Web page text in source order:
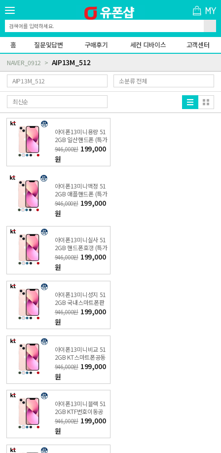
홈 질문및답변 구매후기 세컨 디바이스 고객센터
NAVER_0912 AIP13M_512
아이폰13미니용량 51
2GB 일산핸드폰 (특가
폰 신청) KT직영점
946,000원 199,000
원
아이폰13미니액정 51
2GB 애플핸드폰 (특가
폰 신청) KT직영점
946,000원 199,000
원
아이폰13미니실사 51
2GB 핸드폰호갱 (특가
폰 신청) KT직영점
946,000원 199,000
원
아이폰13미니성지 51
2GB 국내스마트폰판
매순위 (특가폰 신청) K
T직영점
946,000원 199,000
원
아이폰13미니비교 51
2GB KT스마트폰공동
구매 (특가폰 신청) KT
직영점
946,000원 199,000
원
아이폰13미니블랙 51
2GB KTF번호이동공
짜폰 (특가폰 신청) KT
직영점
946,000원 199,000
원